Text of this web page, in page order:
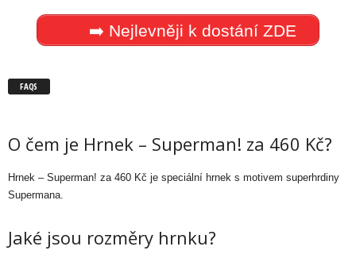
➡️ Nejlevněji k dostání ZDE
FAQS
O čem je Hrnek – Superman! za 460 Kč?
Hrnek – Superman! za 460 Kč je speciální hrnek s motivem superhrdiny
Supermana.
Jaké jsou rozměry hrnku?